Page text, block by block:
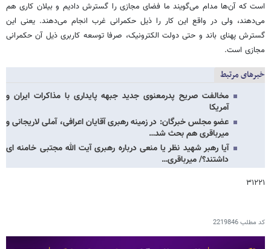
است که آن‌ها مدام می‌گویند ما فضای مجازی را گسترش دادیم و بیلان کاری هم
می‌دهند، ولی در واقع این کار را ذیل حکمرانی غرب انجام می‌دهند. یعنی این
گسترش پهنای باند و حتی دولت الکترونیک، صرفا توسعه کاربری ذیل آن حکمرانی
مجازی است.
خبرهای مرتبط
مخالفت صریح پدرمعنوی جدید جبهه پایداری با مذاکرات ایران و
آمریکا
عضو مجلس خبرگان: در زمینه رهبری آقایان اعرافی، آملی لاریجانی و
میرباقری هم بحث شد…
آیا رهبر شهید نظر یا منعی درباره رهبری آیت الله مجتبی خامنه ای
داشتند؟/ میرباقری…
۳۱۲۲۱
کد مطلب2219846